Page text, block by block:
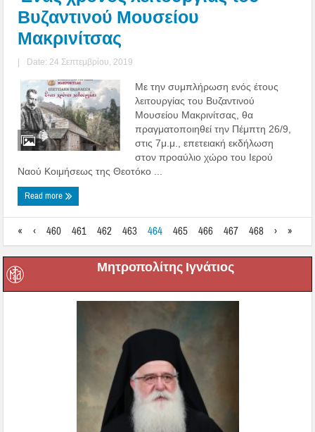
Βυζαντινού Μουσείου
Μακρινίτσας
| Date: 24 Σεπτεμβρίου, 2019
Με την συμπλήρωση ενός έτους
λειτουργίας του Βυζαντινού
Μουσείου Μακρινίτσας, θα
πραγματοποιηθεί την Πέμπτη 26/9,
στις 7μ.μ., επετειακή εκδήλωση
στον προαύλιο χώρο του Ιερού
Ναού Κοιμήσεως της Θεοτόκο ...
Read more
« ‹ 460 461 462 463 464 465 466 467 468 › »
Μητροπολίτης Ιγνάτιος